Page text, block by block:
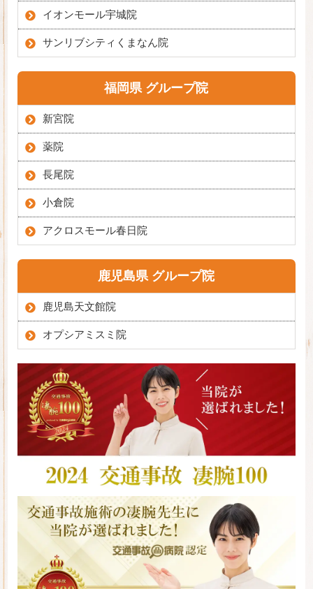
イオンモール宇城院
サンリブシティくまなん院
福岡県 グループ院
新宮院
薬院
長尾院
小倉院
アクロスモール春日院
鹿児島県 グループ院
鹿児島天文館院
オプシアミスミ院